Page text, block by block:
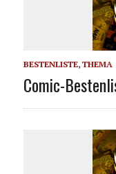
BESTENLISTE, THEMA
Comic-